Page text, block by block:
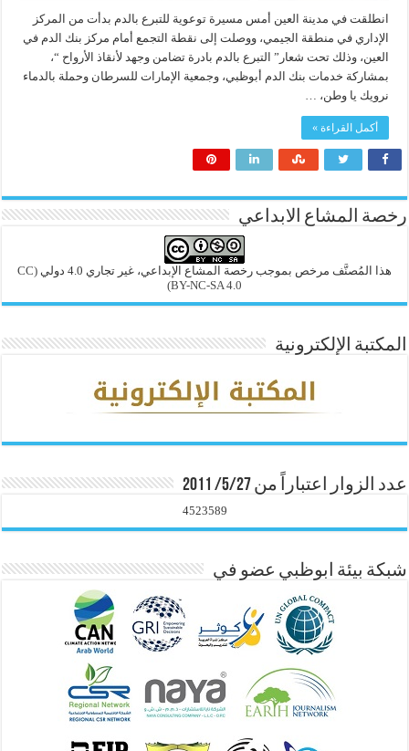
انطلقت في مدينة العين أمس مسيرة توعوية للتبرع بالدم بدأت من المركز
الإداري في منطقة الجيمي، ووصلت إلى نقطة التجمع أمام مركز بنك الدم في
العين، وذلك تحت شعار” التبرع بالدم بادرة تضامن وجهد لأنقاذ الأرواح “،
بمشاركة خدمات بنك الدم أبوظبي، وجمعية الإمارات للسرطان وحملة بالدماء
نرويك يا وطن، …
أكمل القراءة »
رخصة المشاع الابداعي
هذا المُصنَّف مرخص بموجب رخصة المشاع الإبداعي، غير تجاري 4.0 دولي
(CC
BY-NC-SA 4.0)
المكتبة الإلكترونية
عدد الزوار اعتباراً من 5/27/ 2011
4523589
شبكة بيئة ابوظبي عضو في